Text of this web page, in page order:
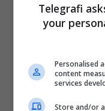
Telegrafi
your
Personalised
content
services
Store and/or